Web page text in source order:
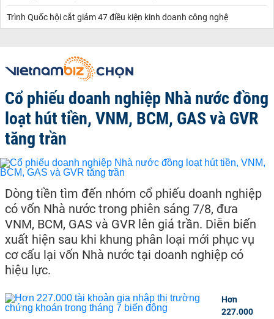
Trình Quốc hội cắt giảm 47 điều kiện kinh doanh công nghệ
Cổ phiếu doanh nghiệp Nhà nước đồng
loạt hút tiền, VNM, BCM, GAS và GVR
tăng trần
Dòng tiền tìm đến nhóm cổ phiếu doanh nghiệp
có vốn Nhà nước trong phiên sáng 7/8, đưa
VNM, BCM, GAS và GVR lên giá trần. Diễn biến
xuất hiện sau khi khung phân loại mới phục vụ
cơ cấu lại vốn Nhà nước tại doanh nghiệp có
hiệu lực.
Hơn
227.000